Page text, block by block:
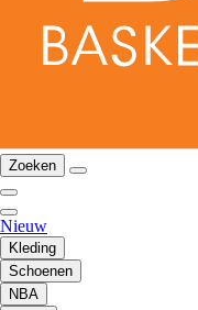
Zoeken
Nieuw
Kleding
Schoenen
NBA